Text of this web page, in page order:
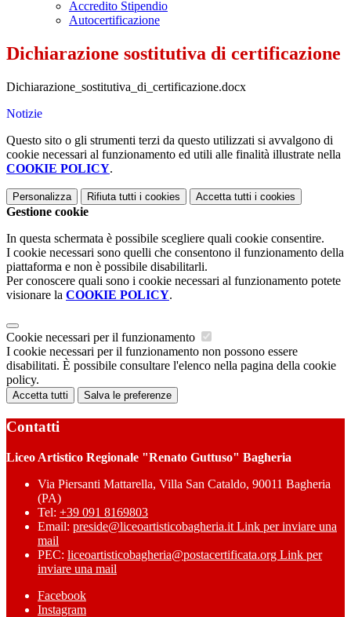
Accredito Stipendio
Autocertificazione
Dichiarazione sostitutiva di certificazione
Dichiarazione_sostitutiva_di_certificazione.docx
Notizie
Questo sito o gli strumenti terzi da questo utilizzati si avvalgono di
cookie necessari al funzionamento ed utili alle finalità illustrate nella
COOKIE POLICY.
Personalizza Rifiuta tutti i cookies Accetta tutti i cookies
Gestione cookie
In questa schermata è possibile scegliere quali cookie consentire.
I cookie necessari sono quelli che consentono il funzionamento della
piattaforma e non è possibile disabilitarli.
Per conoscere quali sono i cookie necessari al funzionamento potete
visionare la COOKIE POLICY.
Cookie necessari per il funzionamento
I cookie necessari per il funzionamento non possono essere
disabilitati. È possibile consultare l'elenco nella pagina della cookie
policy.
Accetta tutti Salva le preferenze
Contatti
Liceo Artistico Regionale "Renato Guttuso" Bagheria
Via Piersanti Mattarella, Villa San Cataldo, 90011 Bagheria
(PA)
Tel: +39 091 8169803
Email: preside@liceoartisticobagheria.it Link per inviare una
mail
PEC: liceoartisticobagheria@postacertificata.org Link per
inviare una mail
Facebook
Instagram